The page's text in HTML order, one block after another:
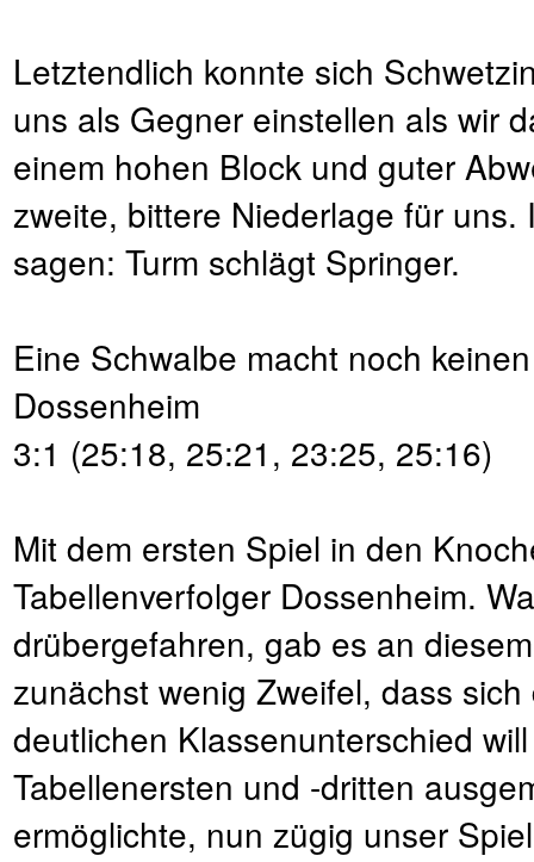
Letztendlich konnte sich
uns als Gegner einstellen als wir
einem hohen Block und guter
zweite, bittere Niederlage für
sagen: Turm schlägt Springer.
Eine Schwalbe macht noch
Dossenheim
3:1 (25:18, 25:21, 23:25, 25:16)
Mit dem ersten Spiel in den
Tabellenverfolger Dossenheim.
drübergefahren, gab es an
zunächst wenig Zweifel, dass
deutlichen Klassenunterschied
Tabellenersten und -dritten
ermöglichte, nun zügig unser